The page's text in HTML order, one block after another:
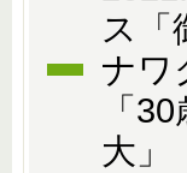
ス「
ナワ
「
大」